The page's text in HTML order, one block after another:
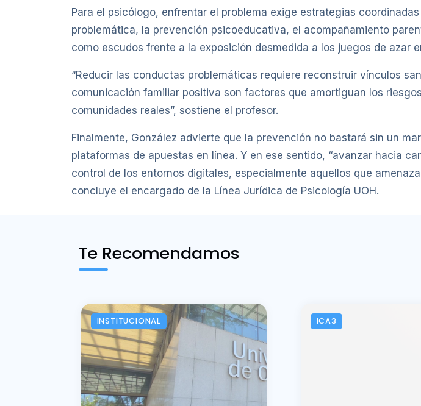
Para el psicólogo, enfrentar el problema exige estrategias
problemática, la prevención psicoeducativa, el acompañamiento
como escudos frente a la exposición desmedida a los juegos de azar
“Reducir las conductas problemáticas requiere reconstruir vínculos
comunicación familiar positiva son factores que amortiguan los
comunidades reales”, sostiene el profesor.
Finalmente, González advierte que la prevención no bastará sin un
plataformas de apuestas en línea. Y en ese sentido, “avanzar hacia
control de los entornos digitales, especialmente aquellos que
concluye el encargado de la Línea Jurídica de Psicología UOH.
Te Recomendamos
INSTITUCIONAL ICA3